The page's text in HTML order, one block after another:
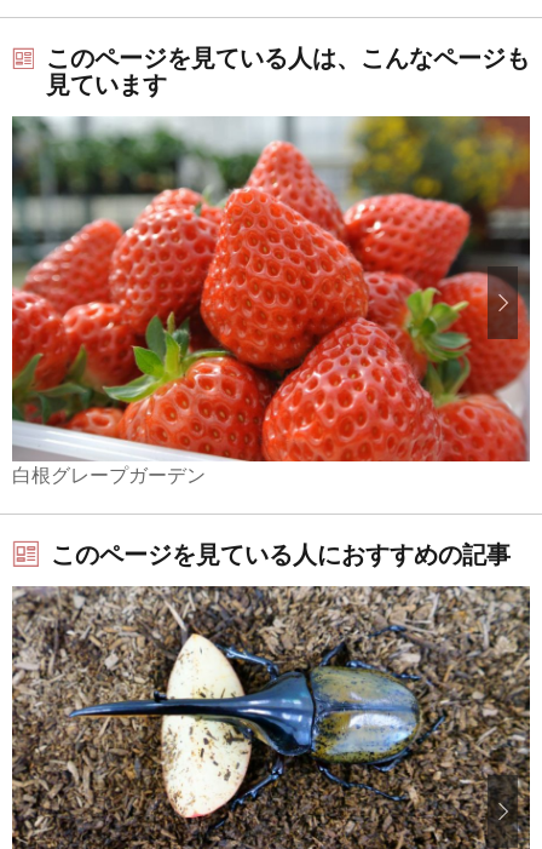
このページを見ている人は、こんなページも
見ています
白根グレープガーデン
このページを見ている人におすすめの記事